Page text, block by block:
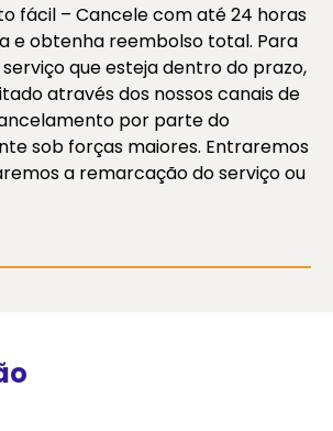
fácil – Cancele com até 24 horas
e obtenha reembolso total. Para
que esteja dentro do prazo,
através dos nossos canais de
por parte do
sob forças maiores. Entraremos
a remarcação do serviço ou